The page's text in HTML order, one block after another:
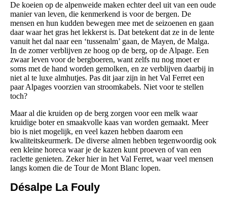
De koeien op de alpenweide maken echter deel uit van een oude
manier van leven, die kenmerkend is voor de bergen. De
mensen en hun kudden bewegen mee met de seizoenen en gaan
daar waar het gras het lekkerst is. Dat betekent dat ze in de lente
vanuit het dal naar een ‘tussenalm’ gaan, de Mayen, de Malga.
In de zomer verblijven ze hoog op de berg, op de Alpage. Een
zwaar leven voor de bergboeren, want zelfs nu nog moet er
soms met de hand worden gemolken, en ze verblijven daarbij in
niet al te luxe almhutjes. Pas dit jaar zijn in het Val Ferret een
paar Alpages voorzien van stroomkabels. Niet voor te stellen
toch?
Maar al die kruiden op de berg zorgen voor een melk waar
kruidige boter en smaakvolle kaas van worden gemaakt. Meer
bio is niet mogelijk, en veel kazen hebben daarom een
kwaliteitskeurmerk. De diverse almen hebben tegenwoordig ook
een kleine horeca waar je de kazen kunt proeven of van een
raclette genieten. Zeker hier in het Val Ferret, waar veel mensen
langs komen die de Tour de Mont Blanc lopen.
Désalpe La Fouly